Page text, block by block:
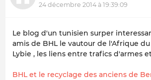
24 décembre 2014 à 19:39:09
Le blog d'un tunisien surper
amis de BHL le vautour de l'Afrique du
Lybie , les liens entre trafics d'armes
BHL et le recyclage des anciens de